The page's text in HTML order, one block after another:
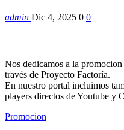
admin Dic 4, 2025 0 0
Nos dedicamos a la
través de Proyecto Factoría.
En nuestro portal incluimos
players directos de Youtube y
Promocion